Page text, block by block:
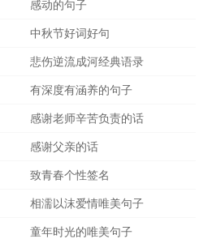
感动的句子
中秋节好词好句
悲伤逆流成河经典语录
有深度有涵养的句子
感谢老师辛苦负责的话
感谢父亲的话
致青春个性签名
相濡以沫爱情唯美句子
童年时光的唯美句子